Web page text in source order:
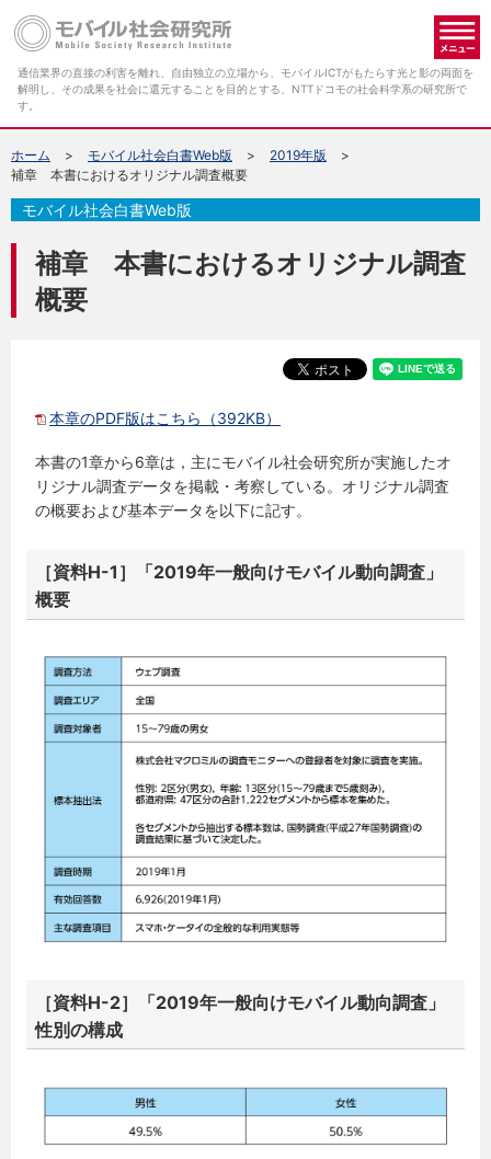
通信業界の直接の利害を離れ、自由独立の立場から、モバイルICTがもたらす光と影の両面を
解明し、その成果を社会に還元することを目的とする、NTTドコモの社会科学系の研究所で
す。
ホーム モバイル社会白書Web版
2019年版
補章 本書におけるオリジナル調査概要
補章 本書におけるオリジナル調査
概要
モバイル社会白書Web版
本章のPDF版はこちら（392KB）
本書の1章から6章は，主にモバイル社会研究所が実施したオ
リジナル調査データを掲載・考察している。オリジナル調査
の概要および基本データを以下に記す。
［資料H-1］「2019年一般向けモバイル動向調査」
概要
［資料H-2］「2019年一般向けモバイル動向調査」
性別の構成